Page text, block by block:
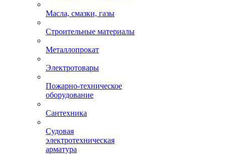
Масла, смазки, газы
Строительные материалы
Металлопрокат
Электротовары
Пожарно-техническое
оборудование
Сантехника
Судовая
электротехническая
арматура